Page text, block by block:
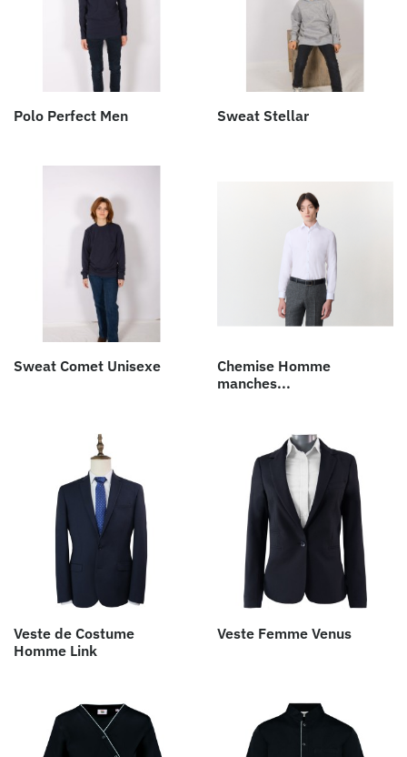
Polo Perfect Men Sweat Stellar
Sweat Comet Unisexe
Chemise Homme
manches...
Veste de Costume
Homme Link
Veste Femme Venus